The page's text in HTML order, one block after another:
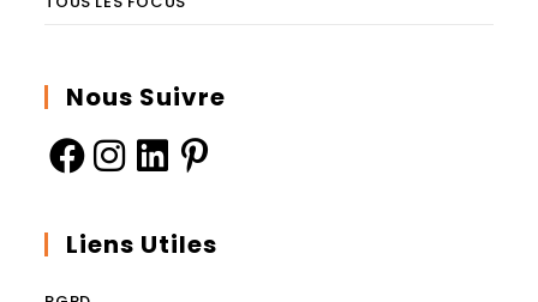
Nous Suivre
Liens Utiles